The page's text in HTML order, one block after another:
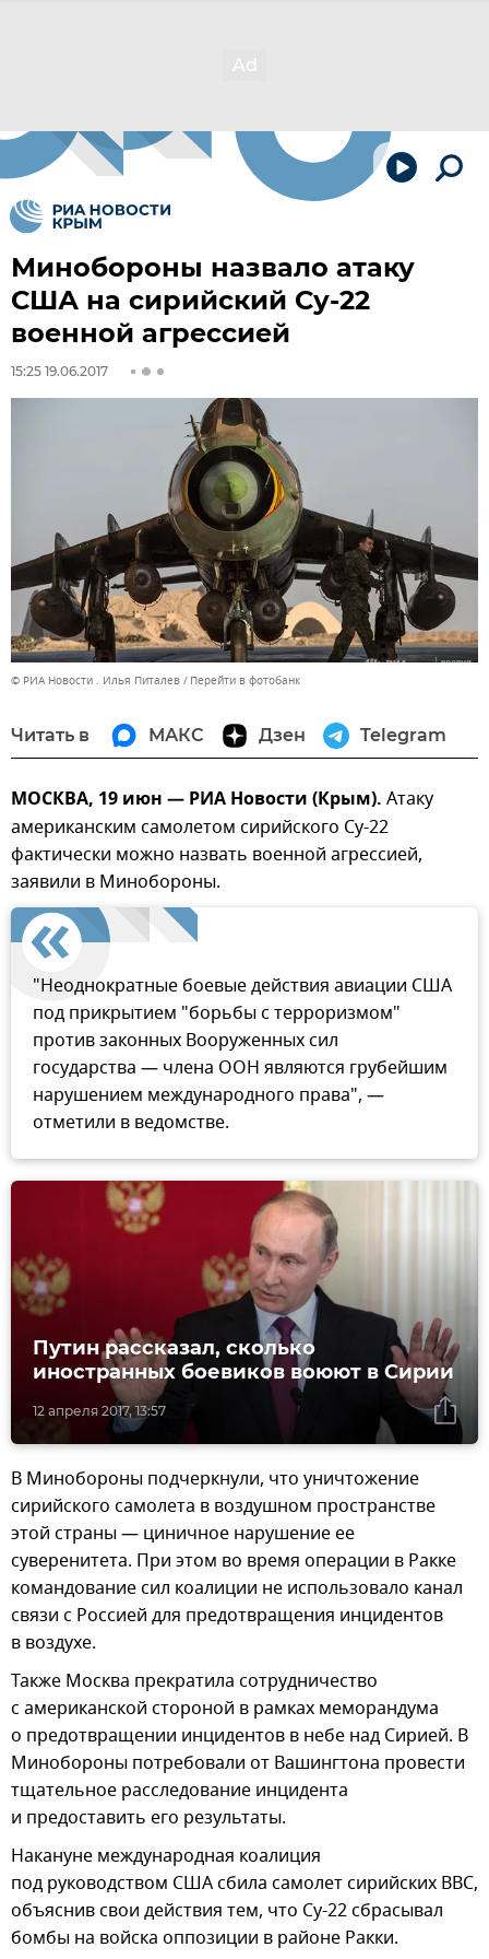
Минобороны назвало атаку
США на сирийский Су-22
военной агрессией
15:25 19.06.2017
© РИА Новости . Илья Питалев Перейти в фотобанк
Читать в МАКС Дзен Telegram
МОСКВА, 19 июн — РИА Новости (Крым). Атаку
американским самолетом сирийского Су-22
фактически можно назвать военной агрессией,
заявили в Минобороны.
"Неоднократные боевые действия авиации США
под прикрытием "борьбы с терроризмом"
против законных Вооруженных сил
государства — члена ООН являются грубейшим
нарушением международного права", —
отметили в ведомстве.
12 апреля 2017, 13:57
Путин рассказал, сколько
иностранных боевиков воюют в Сирии
В Минобороны подчеркнули, что уничтожение
сирийского самолета в воздушном пространстве
этой страны — циничное нарушение ее
суверенитета. При этом во время операции в Ракке
командование сил коалиции не использовало канал
связи с Россией для предотвращения инцидентов
в воздухе.
Также Москва прекратила сотрудничество
с американской стороной в рамках меморандума
о предотвращении инцидентов в небе над Сирией. В
Минобороны потребовали от Вашингтона провести
тщательное расследование инцидента
и предоставить его результаты.
Накануне международная коалиция
под руководством США сбила самолет сирийских ВВС,
объяснив свои действия тем, что Су-22 сбрасывал
бомбы на войска оппозиции в районе Ракки.